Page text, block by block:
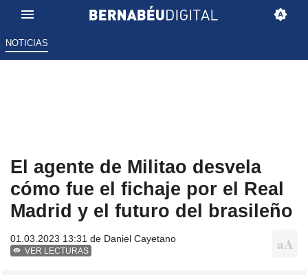
NOTICIAS
El agente de Militao desvela
cómo fue el fichaje por el Real
Madrid y el futuro del brasileño
01.03.2023 13:31 de Daniel Cayetano
VER LECTURAS